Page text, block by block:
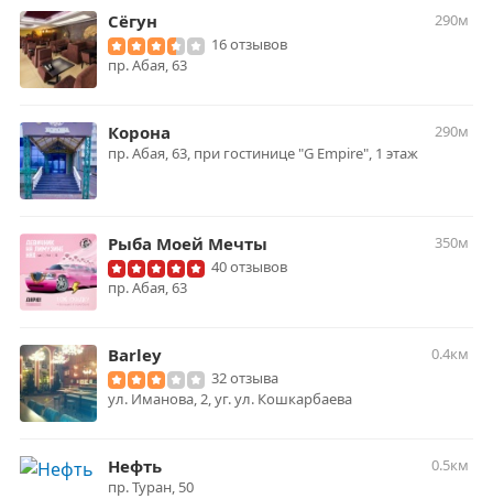
Сёгун
290м
16 отзывов
пр. Абая, 63
Корона
290м
пр. Абая, 63, при гостинице "G Empire", 1 этаж
Рыба Моей Мечты
350м
40 отзывов
пр. Абая, 63
Barley
0.4км
32 отзыва
ул. Иманова, 2, уг. ул. Кошкарбаева
Нефть
0.5км
пр. Туран, 50